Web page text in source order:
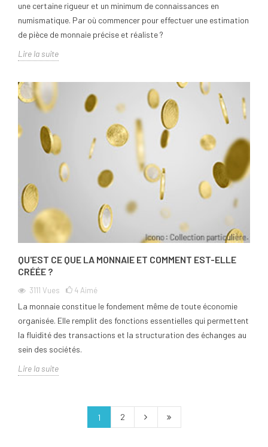
une certaine rigueur et un minimum de connaissances en
numismatique. Par où commencer pour effectuer une estimation
de pièce de monnaie précise et réaliste ?
Lire la suite
QU'EST CE QUE LA MONNAIE ET COMMENT EST-ELLE
CRÉÉE ?
3111 Vues 4 Aimé
La monnaie constitue le fondement même de toute économie
organisée. Elle remplit des fonctions essentielles qui permettent
la fluidité des transactions et la structuration des échanges au
sein des sociétés.
Lire la suite
1 2